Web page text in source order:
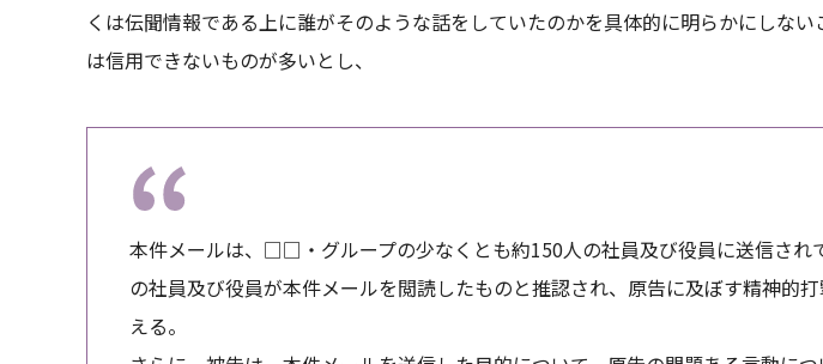
くは伝聞情報である上に誰がそのような話をしていたのかを具体的に明らかにしな
は信用できないものが多いとし、
本件メールは、□□・グループの少なくとも約150人の社員及び役員に送信され
の社員及び役員が本件メールを閲読したものと推認され、原告に及ぼす精神的
える。